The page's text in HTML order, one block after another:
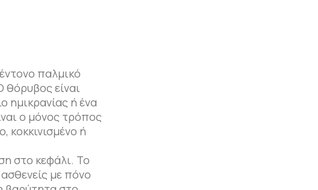
παλμικό
θόρυβος είναι
ημικρανίας ή ένα
ο μόνος τρόπος
κοκκινισμένο ή
στο κεφάλι. Το
με πόνο